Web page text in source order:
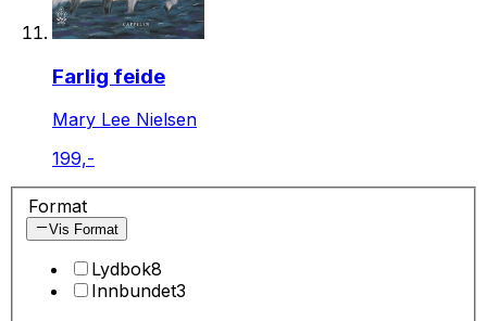
Farlig feide
Mary Lee Nielsen
199,-
Format
Vis Format
Lydbok8
Innbundet3